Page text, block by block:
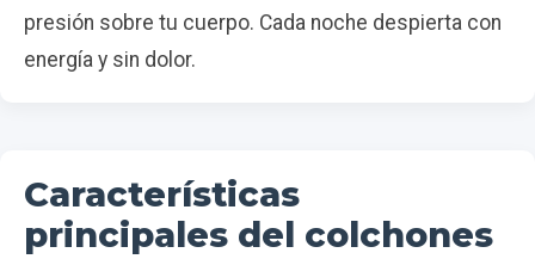
presión sobre tu cuerpo. Cada noche despierta con
energía y sin dolor.
Características
principales del colchones